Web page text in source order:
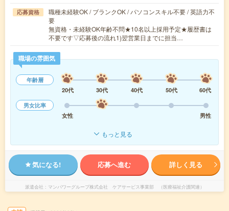
応募資格
職種未経験OK / ブランクOK / パソコンスキル不要 / 英語力不
要
無資格・未経験OK年齢不問★10名以上採用予定★履歴書は
不要です▽応募後の流れ1)翌営業日までに担当…
職場の雰囲気
年齢層
20代
30代 40代 50代
60代
男女比率
女性
男性
もっと見る
気になる! 応募へ進む 詳しく見る
派遣会社 マンパワーグループ株式会社 ケアサービス事業部 （医療福祉介護関連）